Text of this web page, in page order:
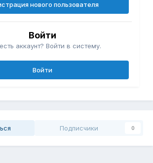
нового пользователя
Войти
аккаунт? Войти в систему.
Войти
Подписчики 0